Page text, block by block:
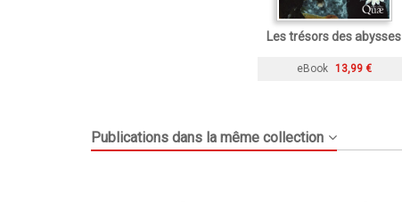
Les trésors des abysses
eBook 13,99 €
Publications dans la même collection